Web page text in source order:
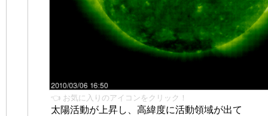
👈 お気に入りのアイコンをクリック！
太陽活動が上昇し、高緯度に活動領域が出て